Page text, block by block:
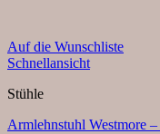
Auf die Wunschliste
Schnellansicht
Stühle
Armlehnstuhl Westmore